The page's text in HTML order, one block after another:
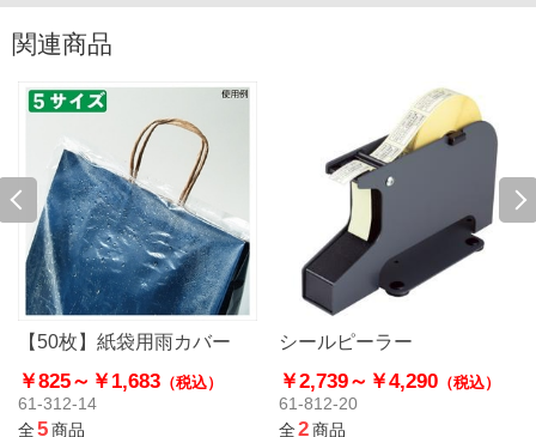
関連商品
【50枚】紙袋用雨カバー
￥825～ ￥1,683 （税込）
61-312-14
全5商品
シールピーラー
￥2,739～ ￥4,290 （税込）
61-812-20
全2商品